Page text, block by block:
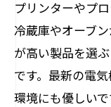
プリンターやプ
冷蔵庫やオーブ
が高い製品を選
です。最新の電
環境にも優しい